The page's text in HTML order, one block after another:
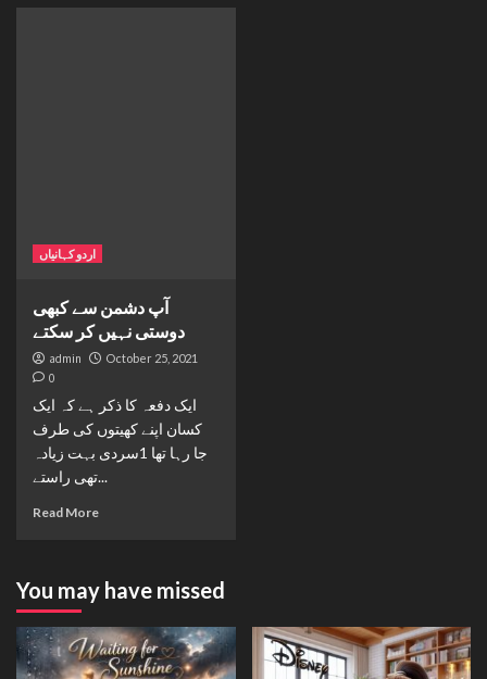
اردو کہانیاں
آپ دشمن سے کبھی
دوستی نہیں کر سکتے
admin October 25, 2021
0
ایک دفعہ کا ذکر ہے کہ ایک
کسان اپنے کھیتوں کی طرف
جا رہا تھا 1سردی بہت زیادہ
تھی راستے...
Read More
You may have missed